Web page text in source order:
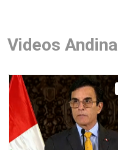
Videos Andina